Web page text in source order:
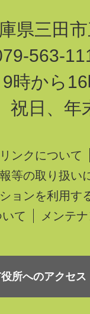
県三田市
563-
9時から
祝日、年
リンクについて
等の取り扱い
ョンを利用す
て
メンテ
所へのアクセス